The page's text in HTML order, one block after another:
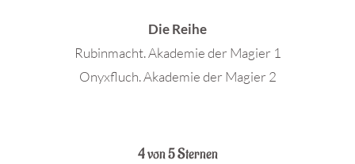
Die Reihe
Rubinmacht. Akademie der Magier 1
Onyxfluch. Akademie der Magier 2
4 von 5 Sternen